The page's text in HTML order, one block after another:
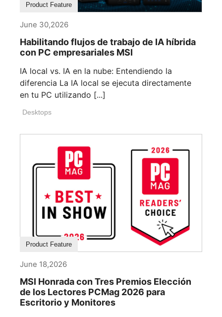
Product Feature
June 30,2026
Habilitando flujos de trabajo de IA híbrida
con PC empresariales MSI
IA local vs. IA en la nube: Entendiendo la
diferencia La IA local se ejecuta directamente
en tu PC utilizando [...]
Desktops
Product Feature
June 18,2026
MSI Honrada con Tres Premios Elección
de los Lectores PCMag 2026 para
Escritorio y Monitores